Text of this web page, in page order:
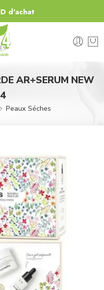
d'achat
AR+SERUM NEW
Peaux Séches